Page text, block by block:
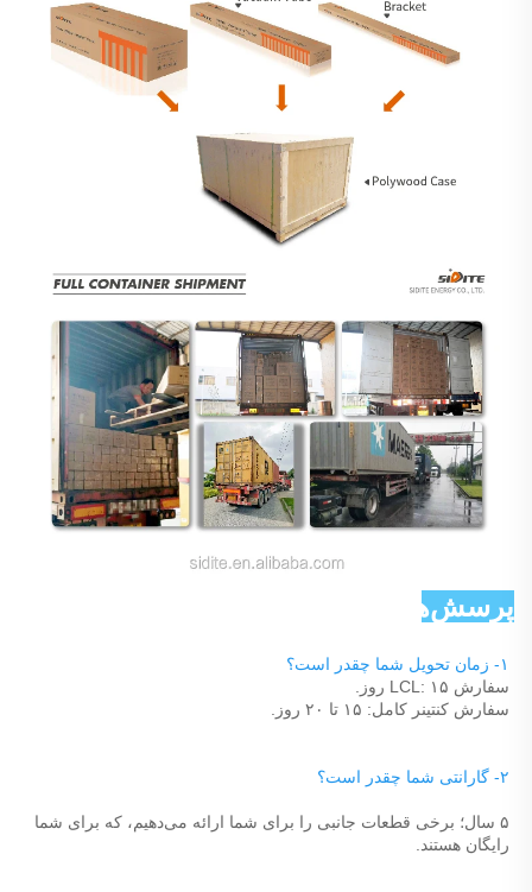
پرسش‌های رایج
۱- زمان تحویل شما چقدر است؟
سفارش LCL: ۱۵ روز.
سفارش کنتینر کامل: ۱۵ تا ۲۰ روز.
۲- گارانتی شما چقدر است؟
رایگان هستند.